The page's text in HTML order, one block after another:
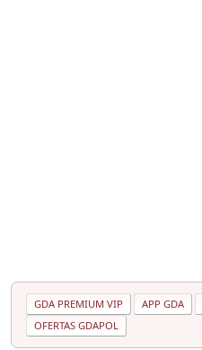
GDA PREMIUM VIP APP GDA
OFERTAS GDAPOL